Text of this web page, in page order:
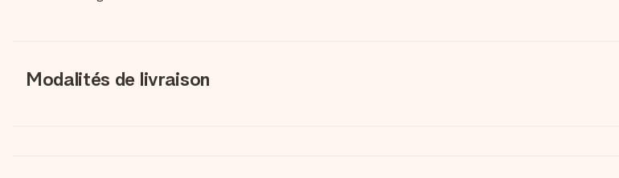
Modalités de livraison